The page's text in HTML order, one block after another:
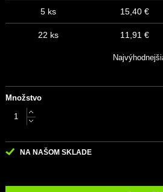
5 ks 15,40 €
22 ks 11,91 €
Množstvo
NA NAŠOM SKLADE